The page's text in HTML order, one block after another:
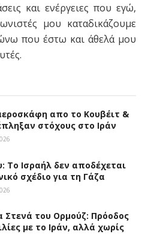
και ενέργειες που εγώ,
μου καταδικάζουμε
που έστω και άθελά μου
απο το Κουβέιτ &
στόχους στο Ιράν
Το Ισραήλ δεν αποδέχεται
σχέδιο για τη Γάζα
Στενά του Ορμούζ: Πρόοδος
με το Ιράν, αλλά χωρίς